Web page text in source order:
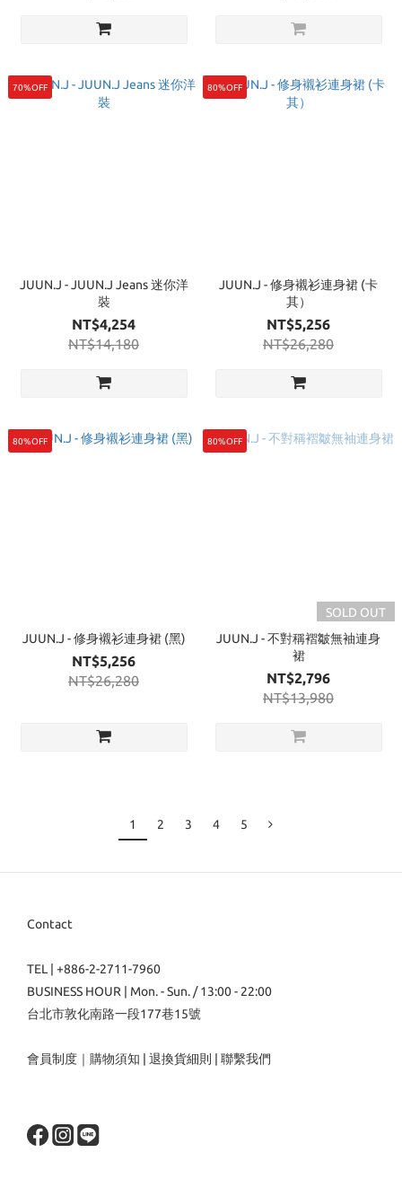
70%OFF
JUUN.J - JUUN.J Jeans 迷你洋
裝
NT$4,254
NT$14,180
80%OFF
JUUN.J - 修身襯衫連身裙 (卡
其）
NT$5,256
NT$26,280
80%OFF
JUUN.J - 修身襯衫連身裙 (黑)
NT$5,256
NT$26,280
80%OFF
SOLD OUT
JUUN.J - 不對稱褶皺無袖連身
裙
NT$2,796
NT$13,980
1 2 3 4 5
Contact
TEL | +886-2-2711-7960
BUSINESS HOUR | Mon. - Sun. / 13:00 - 22:00
台北市敦化南路一段177巷15號
會員制度 ｜ 購物須知 退換貨細則 聯繫我們